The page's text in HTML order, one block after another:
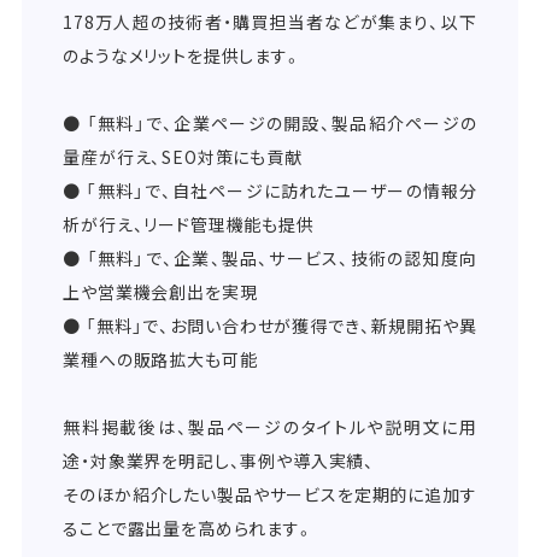
178万人超の技術者・購買担当者などが集まり、以下
のようなメリットを提供します。
● 「無料」で、企業ページの開設、製品紹介ページの
量産が行え、SEO対策にも貢献
● 「無料」で、自社ページに訪れたユーザーの情報分
析が行え、リード管理機能も提供
● 「無料」で、企業、製品、サービス、技術の認知度向
上や営業機会創出を実現
● 「無料」で、お問い合わせが獲得でき、新規開拓や異
業種への販路拡大も可能
無料掲載後は、製品ページのタイトルや説明文に用
途・対象業界を明記し、事例や導入実績、
そのほか紹介したい製品やサービスを定期的に追加す
ることで露出量を高められます。